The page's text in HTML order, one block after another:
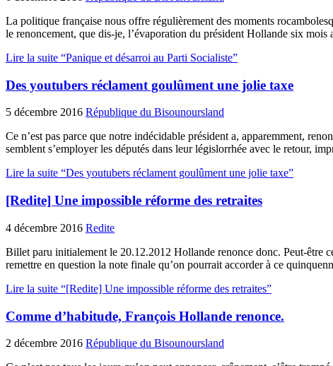
La politique française nous offre régulièrement des moments
le renoncement, que dis-je, l’évaporation du président Hollande six
Lire la suite “Panique et désarroi au Parti Socialiste”
Des youtubers réclament goulûment une jolie taxe
5 décembre 2016 République du Bisounoursland
Ce n’est pas parce que notre indécidable président a, apparemment,
semblent s’employer les députés dans leur législorrhée avec le retour,
Lire la suite “Des youtubers réclament goulûment une jolie taxe”
[Redite] Une impossible réforme des retraites
4 décembre 2016 Redite
Billet paru initialement le 20.12.2012 Hollande renonce donc. Peut-être
remettre en question la note finale qu’on pourrait accorder à ce
Lire la suite “[Redite] Une impossible réforme des retraites”
Comme d’habitude, François Hollande renonce.
2 décembre 2016 République du Bisounoursland